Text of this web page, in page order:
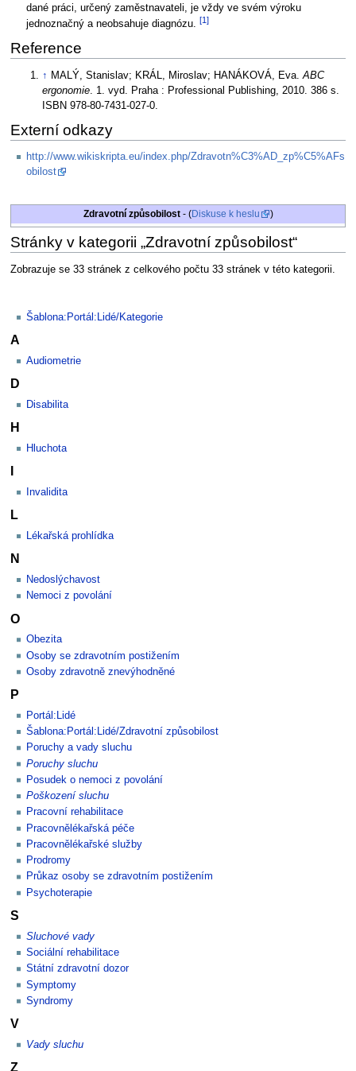
dané práci, určený zaměstnavateli, je vždy ve svém výroku
jednoznačný a neobsahuje diagnózu. [1]
Reference
↑ MALÝ, Stanislav; KRÁL, Miroslav; HANÁKOVÁ, Eva.ABC
ergonomie . 1. vyd. Praha : Professional Publishing, 2010. 386 s.
ISBN 978-80-7431-027-0.
Externí odkazy
http://www.wikiskripta.eu/index.php/Zdravotn%C3%AD_zp%C5%AFs
obilost
Zdravotní způsobilost- (Diskuse k heslu )
Stránky v kategorii „Zdravotní způsobilost“
Zobrazuje se 33 stránek z celkového počtu 33 stránek v této kategorii.
Šablona:Portál:Lidé/Kategorie
A
Audiometrie
D
Disabilita
H
Hluchota
Invalidita
L
Lékařská prohlídka
N
Nedoslýchavost
Nemoci z povolání
O
Obezita
Osoby se zdravotním postižením
Osoby zdravotně znevýhodněné
P
Portál:Lidé
Šablona:Portál:Lidé/Zdravotní způsobilost
Poruchy a vady sluchu
Poruchy sluchu
Posudek o nemoci z povolání
Poškození sluchu
Pracovní rehabilitace
Pracovnělékařská péče
Pracovnělékařské služby
Prodromy
Průkaz osoby se zdravotním postižením
Psychoterapie
S
Sluchové vady
Sociální rehabilitace
Státní zdravotní dozor
Symptomy
Syndromy
V
Vady sluchu
Z